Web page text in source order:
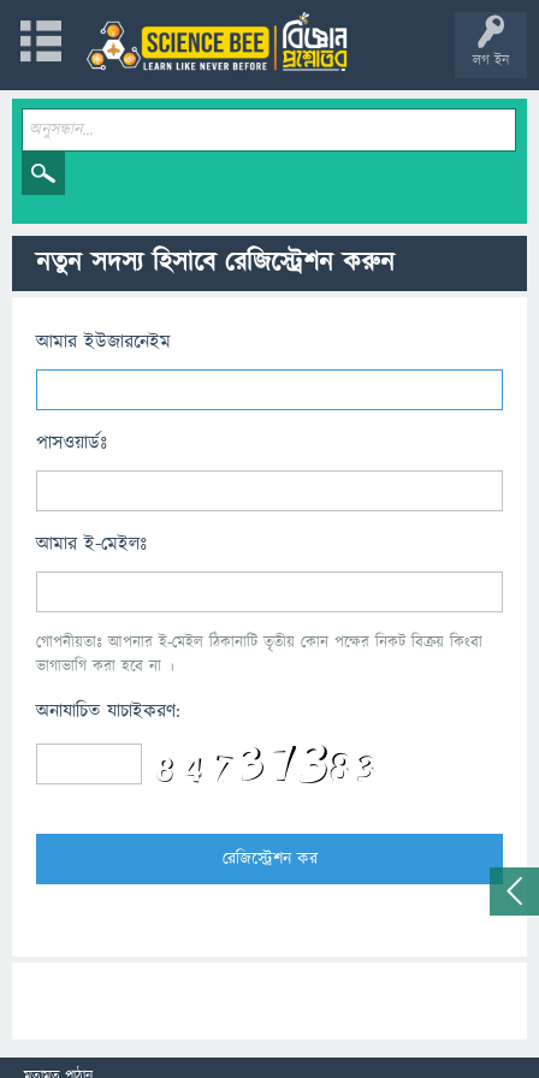
লগ ইন
নতুন সদস্য হিসাবে রেজিস্ট্রেশন করুন
আমার ইউজারনেইম
পাসওয়ার্ডঃ
আমার ই-মেইলঃ
গোপনীয়তাঃ আপনার ই-মেইল ঠিকানাটি তৃতীয় কোন পক্ষের নিকট বিক্রয় কিংবা
ভাগাভাগি করা হবে না ।
অনাযাচিত যাচাইকরণ: